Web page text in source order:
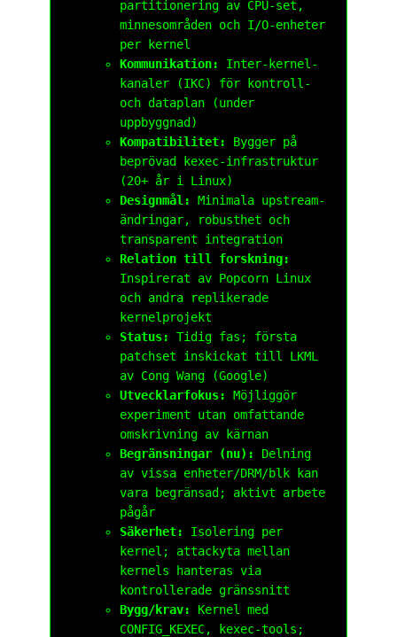
partitionering av CPU-set,
minnesområden och I/O-enheter
per kernel
Kommunikation: Inter-kernel-
kanaler (IKC) för kontroll-
och dataplan (under
uppbyggnad)
Kompatibilitet: Bygger på
beprövad kexec-infrastruktur
(20+ år i Linux)
Designmål: Minimala upstream-
ändringar, robusthet och
transparent integration
Relation till forskning:
Inspirerat av Popcorn Linux
och andra replikerade
kernelprojekt
Status: Tidig fas; första
patchset inskickat till LKML
av Cong Wang (Google)
Utvecklarfokus: Möjliggör
experiment utan omfattande
omskrivning av kärnan
Begränsningar (nu): Delning
av vissa enheter/DRM/blk kan
vara begränsad; aktivt arbete
pågår
Säkerhet: Isolering per
kernel; attackyta mellan
kernels hanteras via
kontrollerade gränssnitt
Bygg/krav: Kernel med
CONFIG_KEXEC, kexec-tools ;